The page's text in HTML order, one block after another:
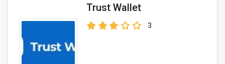
Trust Wallet
3